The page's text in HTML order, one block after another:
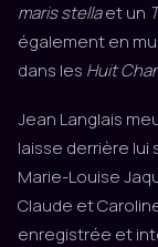
maris stellaet un
également en
dans les Huit
Jean Langlais
laisse derrière
Marie-Louise
Claude et
enregistrée et